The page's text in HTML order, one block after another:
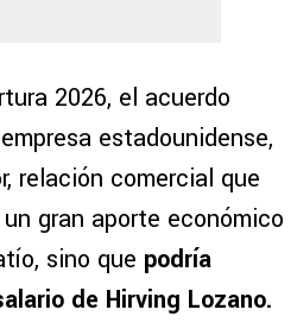
2026, el acuerdo
estadounidense,
relación comercial que
gran aporte económico
sino que podría
de Hirving Lozano.